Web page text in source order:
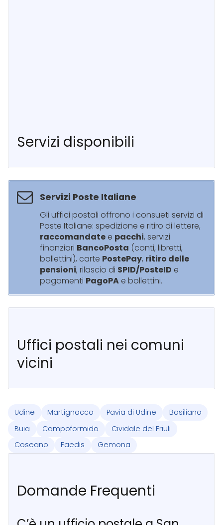
Servizi disponibili
Servizi Poste Italiane
Gli uffici postali offrono i consueti servizi di
Poste Italiane: spedizione e ritiro di lettere,
raccomandate e pacchi, servizi
finanziari BancoPosta (conti, libretti,
bollettini), carte PostePay, ritiro delle
pensioni, rilascio di SPID/PosteID e
pagamenti PagoPA e bollettini.
Uffici postali nei comuni
vicini
Udine Martignacco Pavia di Udine
Basiliano
Buia
Campoformido
Cividale del Friuli
Coseano
Faedis Gemona
Domande Frequenti